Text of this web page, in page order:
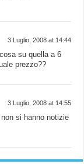
3 Luglio, 2008 at 14:44
su quella a 6
prezzo??
3 Luglio, 2008 at 14:55
si hanno notizie